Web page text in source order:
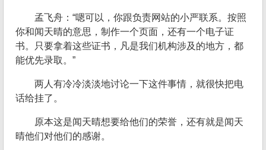
孟飞舟：“嗯可以，你跟负责网站的小严联系。按照
你和闻天晴的意思，制作一个页面，还有一个电子证
书。只要拿着这些证书，凡是我们机构涉及的地方，都
能优先录取。”
两人有冷冷淡淡地讨论一下这件事情，就很快把电
话给挂了。
原本这是闻天晴想要给他们的荣誉，还有就是闻天
晴他们对他们的感谢。